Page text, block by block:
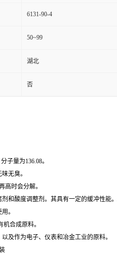
6131-90-4
50~99
湖北
否
子量为136.08。
无臭。
高时会分解。
和酸度调整剂。其具有一定的缓冲性能
。
合成原料。
及作为电子、仪表和冶金工业的原料。